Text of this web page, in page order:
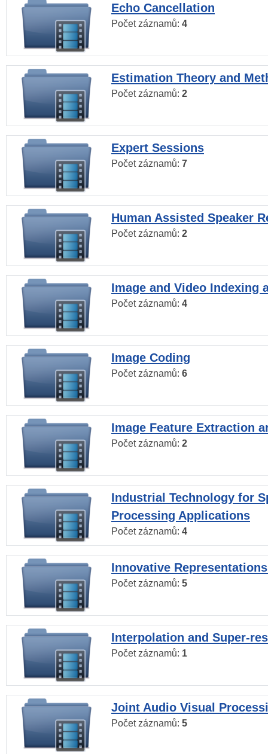
Echo Cancellation
Počet záznamů: 4
Estimation Theory and
Počet záznamů: 2
Expert Sessions
Počet záznamů: 7
Human Assisted Speaker
Počet záznamů: 2
Image and Video Indexing
Počet záznamů: 4
Image Coding
Počet záznamů: 6
Image Feature Extraction
Počet záznamů: 2
Industrial Technology for
Processing Applications
Počet záznamů: 4
Innovative
Počet záznamů: 5
Interpolation and Super-
Počet záznamů: 1
Joint Audio Visual
Počet záznamů: 5